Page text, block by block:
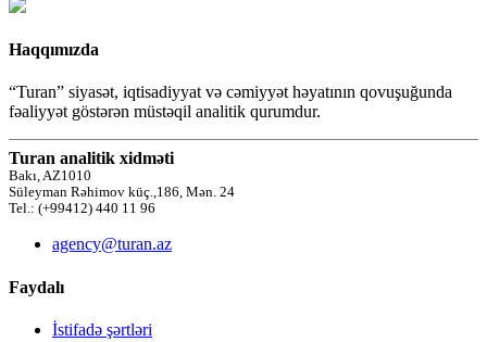
Haqqımızda
“Turan” siyasət, iqtisadiyyat və cəmiyyət həyatının qovuşuğunda
fəaliyyət göstərən müstəqil analitik qurumdur.
Turan analitik xidməti
Bakı, AZ1010
Süleyman Rəhimov küç.,186, Mən. 24
Tel.: (+99412) 440 11 96
agency@turan.az
Faydalı
İstifadə şərtləri